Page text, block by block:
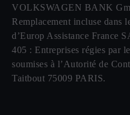
VOLKSWAGEN BANK
Remplacement incluse dans
d’Europ Assistance France
405 : Entreprises régies par
soumises à l’Autorité de
Taitbout 75009 PARIS.